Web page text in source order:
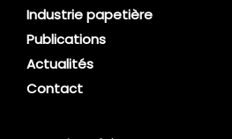
Industrie papetière
Publications
Actualités
Contact